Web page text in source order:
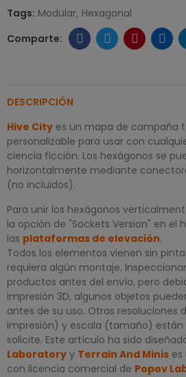
Tags: Modular Hexagonal
DESCRIPCIÓN
Hive City es un mapa de campaña
personalizable para usar con
ciencia ficción. Los hexágonos se
horizontalmente mediante
(no incluidos).
Para unir los hexágonos
la opción de "Sockets Version" en el
las plataformas de elevación.
Todos los elementos vienen sin
requiera algún montaje.
productos antes del envío, pero
impresión 3D, algunos objetos
antes de su uso. Otras resoluciones
impresión) y escala (tamaño) están
solicite. Este artículo ha sido
Laboratory y Terrain And Minis es
con licencia comercial de Popov